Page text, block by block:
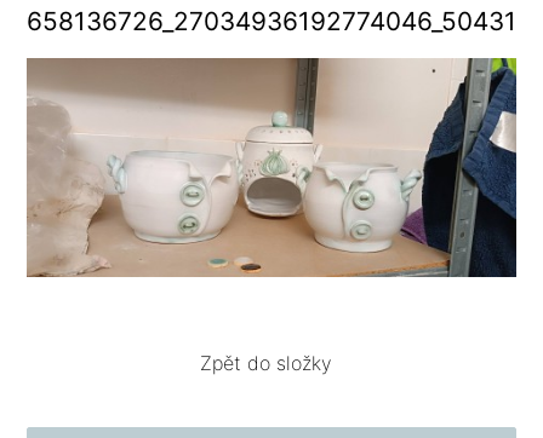
Zpět do složky